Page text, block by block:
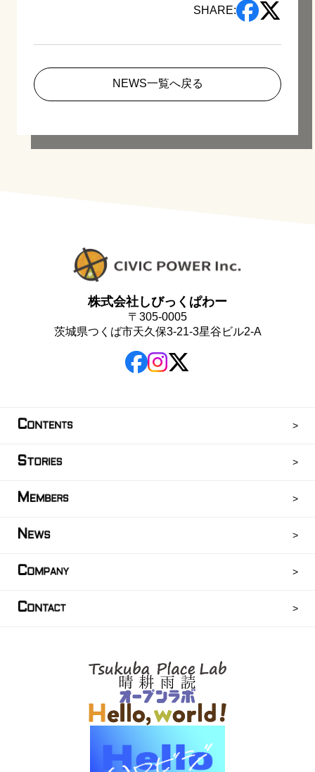
SHARE:
NEWS一覧へ戻る
株式会社しびっくぱわー
〒305-0005
茨城県つくば市天久保3-21-3星谷ビル2-A
CONTENTS
STORIES
M EMBERS
N EWS
COMPANY
CONTACT